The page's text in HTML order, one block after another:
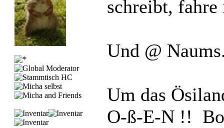
schreibt,
Und @
Um das
O-ß-E-N !!